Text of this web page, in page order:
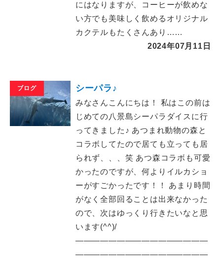
にはなりますが、コーヒーが飲めな
い方でも美味しく飲めるオリジナル
カクテルもたくさんあり……
2024年07月11日
ブログ シーパラ♪
みなさんこんにちは！ 私はこの前は
じめての八景島シーパラダイスに行
ってきました♪ あつまれ動物の森と
コラボしてたので居ても立っても居
られず、、、笑 あつ森コラボも可愛
かったのですが、何よりイルカショ
ーがすごかったです！！ あまり時間
がなく全部回ることは出来なかった
ので、次はゆっくり行きたいなと思
います(^^)/
――――――――――――――――
――――――――――――――――